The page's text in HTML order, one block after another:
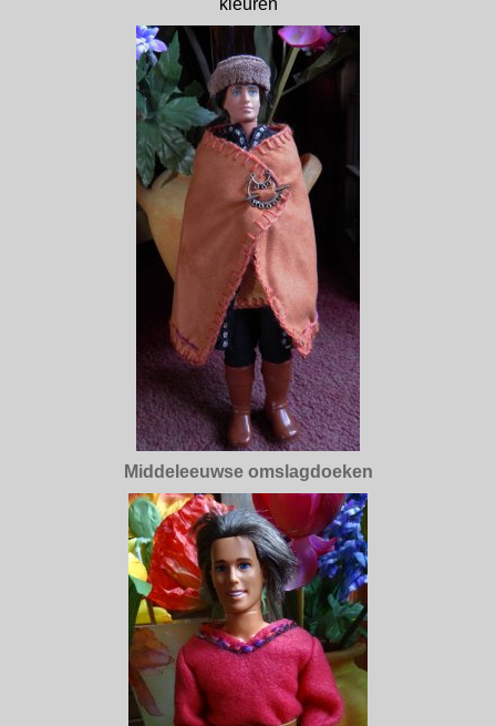
kleuren
Middeleeuwse omslagdoeken